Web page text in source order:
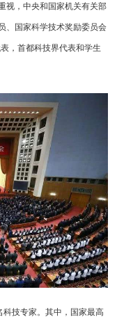
视，中央和国家机关有关部
、国家科学技术奖励委员会
，首都科技界代表和学生
技专家。其中，国家最高